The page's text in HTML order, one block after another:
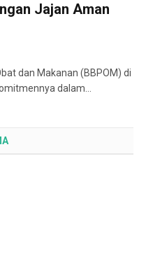
Jajan Aman
dan Makanan (BBPOM) di
dalam…